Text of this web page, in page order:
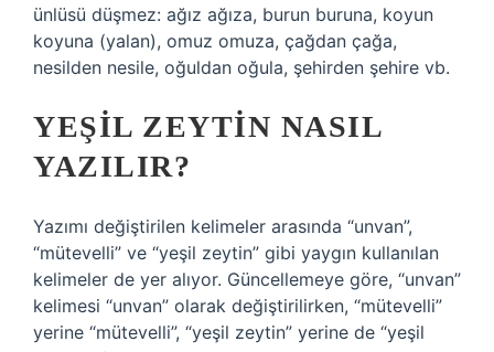
ünlüsü düşmez: ağız ağıza, burun buruna, koyun
koyuna (yalan), omuz omuza, çağdan çağa,
nesilden nesile, oğuldan oğula, şehirden şehire vb.
YEŞIL ZEYTIN NASIL
YAZILIR?
Yazımı değiştirilen kelimeler arasında “unvan”,
“mütevelli” ve “yeşil zeytin” gibi yaygın kullanılan
kelimeler de yer alıyor. Güncellemeye göre, “unvan”
kelimesi “unvan” olarak değiştirilirken, “mütevelli”
yerine “mütevelli”, “yeşil zeytin” yerine de “yeşil